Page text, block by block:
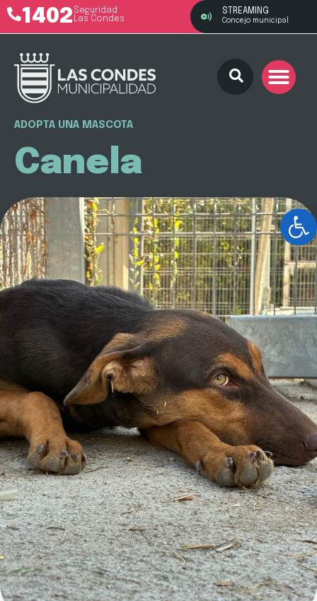
1402 Seguridad
Las Condes
STREAMING
Concejo municipal
ADOPTA UNA MASCOTA
Canela